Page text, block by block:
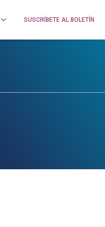
SUSCRÍBETE AL BOLETÍN